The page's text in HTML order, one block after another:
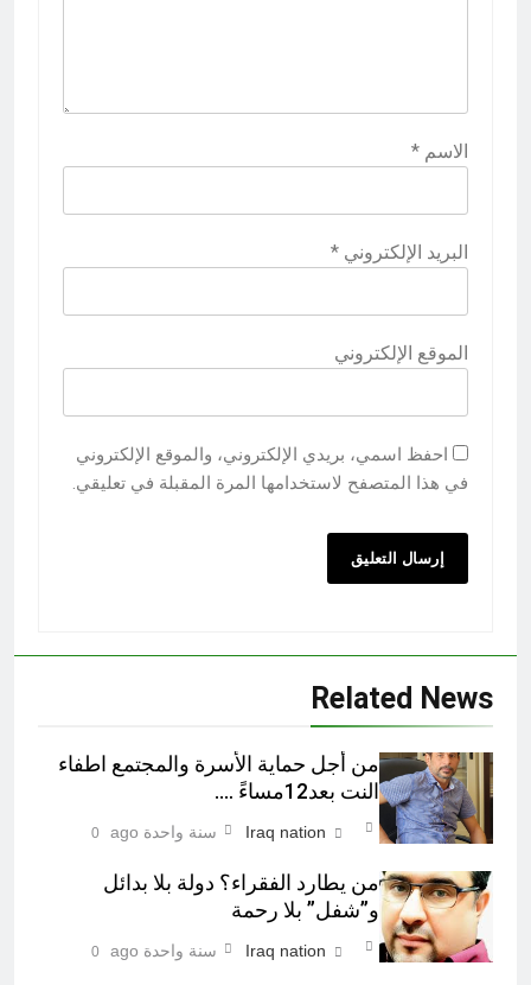
الاسم *
البريد الإلكتروني *
الموقع الإلكتروني
احفظ اسمي، بريدي الإلكتروني، والموقع الإلكتروني
في هذا المتصفح لاستخدامها المرة المقبلة في تعليقي.
Related News
من أجل حماية الأسرة والمجتمع اطفاء
النت بعد12مساءً ….
Iraq nation سنة واحدة ago 0
من يطارد الفقراء؟ دولة بلا بدائل
و”شفل” بلا رحمة
Iraq nation سنة واحدة ago 0